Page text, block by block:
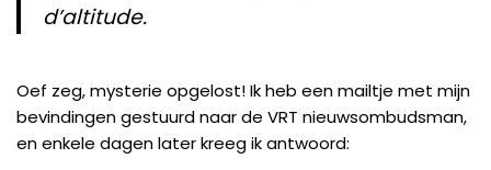
d’altitude.
Oef zeg, mysterie opgelost! Ik heb een mailtje met mijn
bevindingen gestuurd naar de VRT nieuwsombudsman,
en enkele dagen later kreeg ik antwoord: